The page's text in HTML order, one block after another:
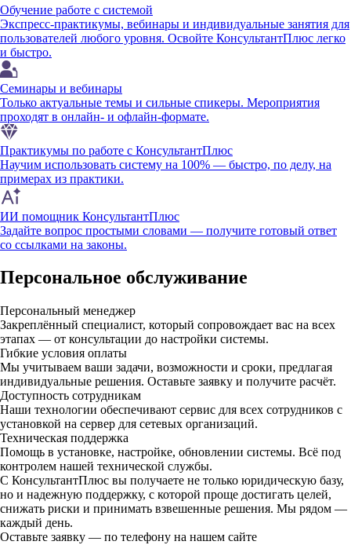
Обучение работе с системой
Экспресс-практикумы, вебинары и индивидуальные занятия для
пользователей любого уровня. Освойте КонсультантПлюс легко
и быстро.
Семинары и вебинары
Только актуальные темы и сильные спикеры. Мероприятия
проходят в онлайн- и офлайн-формате.
Практикумы по работе с КонсультантПлюс
Научим использовать систему на 100% — быстро, по делу, на
примерах из практики.
ИИ помощник КонсультантПлюс
Задайте вопрос простыми словами — получите готовый ответ
со ссылками на законы.
Персональное обслуживание
Персональный менеджер
Закреплённый специалист, который сопровождает вас на всех
этапах — от консультации до настройки системы.
Гибкие условия оплаты
Мы учитываем ваши задачи, возможности и сроки, предлагая
индивидуальные решения. Оставьте заявку и получите расчёт.
Доступность сотрудникам
Наши технологии обеспечивают сервис для всех сотрудников с
установкой на сервер для сетевых организаций.
Техническая поддержка
Помощь в установке, настройке, обновлении системы. Всё под
контролем нашей технической службы.
С КонсультантПлюс вы получаете не только юридическую базу,
но и надежную поддержку, с которой проще достигать целей,
снижать риски и принимать взвешенные решения. Мы рядом —
каждый день.
Оставьте заявку — по телефону на нашем сайте